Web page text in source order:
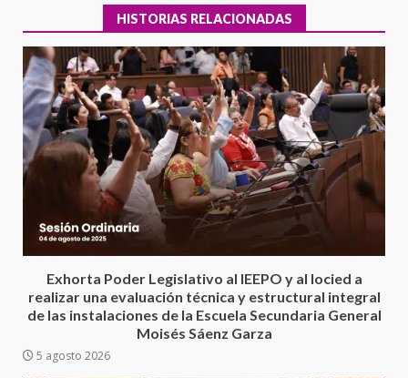
HISTORIAS RELACIONADAS
Exhorta Poder Legislativo al IEEPO y al Iocied a
realizar una evaluación técnica y estructural integral
de las instalaciones de la Escuela Secundaria General
Moisés Sáenz Garza
5 agosto 2026
3
Encuentro de Ariadna Montiel
con el Gobernador Salomón Jara
Cruz reafirma la consolidación
de la transformación en
territorio oaxaqueño
30 julio 2026